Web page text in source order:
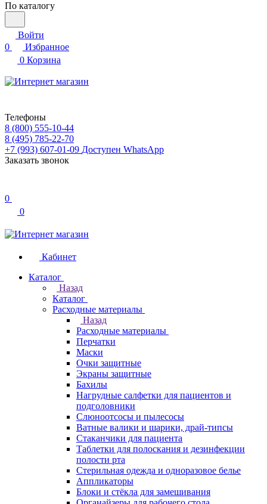
По каталогу
Войти
0
Избранное
0 Корзина
Телефоны
8 (800) 555-10-44
8 (495) 785-22-70
+7 (993) 607-01-09 Доступен WhatsApp
Заказать звонок
0
0
Кабинет
Каталог
Назад
Каталог
Расходные материалы
Назад
Расходные материалы
Перчатки
Маски
Очки защитные
Экраны защитные
Бахилы
Нагрудные салфетки для пациентов и
подголовники
Слюноотсосы и пылесосы
Ватные валики и шарики, драй-типсы
Стаканчики для пациента
Таблетки для полоскания и дезинфекции
полости рта
Стерильная одежда и одноразовое белье
Аппликаторы
Блоки и стёкла для замешивания